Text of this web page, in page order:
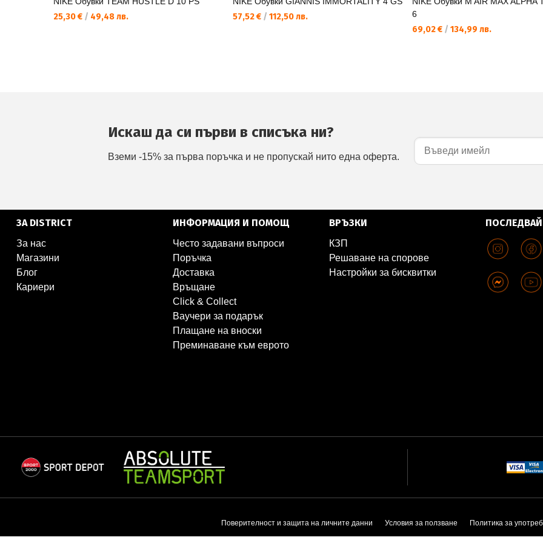
25,30 € / 49,48 лв. 57,52 € / 112,50 лв.
6
69,02 € / 134,99 лв.
Искаш да си първи в списъка ни?
Вземи -15% за първа поръчка и не пропускай нито една оферта.
ЗА DISTRICT
За нас
Магазини
Блог
Кариери
ИНФОРМАЦИЯ И ПОМОЩ
Често задавани въпроси
Поръчка
Доставка
Връщане
Click & Collect
Ваучери за подарък
Плащане на вноски
Преминаване към еврото
ВРЪЗКИ
КЗП
Решаване на спорове
Настройки за бисквитки
Поверителност и защита на личните данни Условия за ползване Политика за